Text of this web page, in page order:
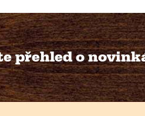
přehled o